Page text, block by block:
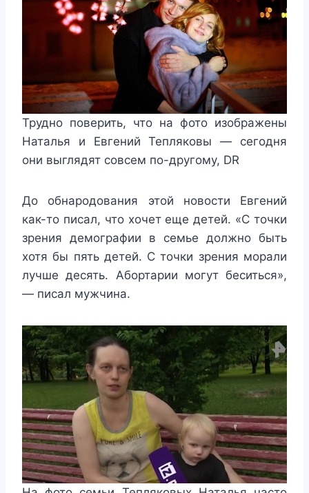
Трудно поверить, что на фото изображены
Наталья и Евгений Тепляковы — сегодня
они выглядят совсем по-другому, DR
До обнародования этой новости Евгений
как-то писал, что хочет еще детей. «C точки
зрения демографии в семье должно быть
хотя бы пять детей. С точки зрения морали
лучше десять. Абортарии могут беситься»,
— писал мужчина.